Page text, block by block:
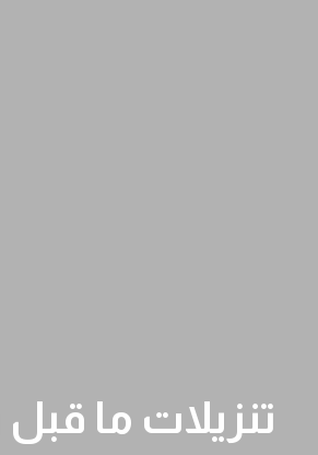
تنزيلات ما